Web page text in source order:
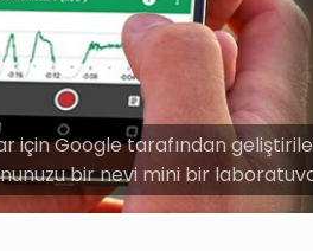
için Google tarafından
bir nevi mini bir